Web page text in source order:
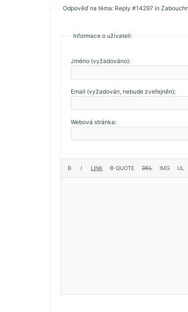
Odpověď na téma: Reply #14297 in
Informace o uživateli:
Jméno (vyžadováno):
Email (vyžadován, nebude zveřejněn):
Webová stránka: